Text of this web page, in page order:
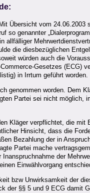
Übersicht vom
so genannter
die diesbezüglichen
würden auch die
Gesetzes (ECG)
in Irrtum geführt worden.
genommen worden. Dem
Partei sei nicht möglich,
Kläger verpflichtet, die
Hinsicht, dass die
Bezahlung der in
Partei mache
der
Einwählvorgang
bzw Unwirksamkeit der
der §§ 5 und 9 ECG damit